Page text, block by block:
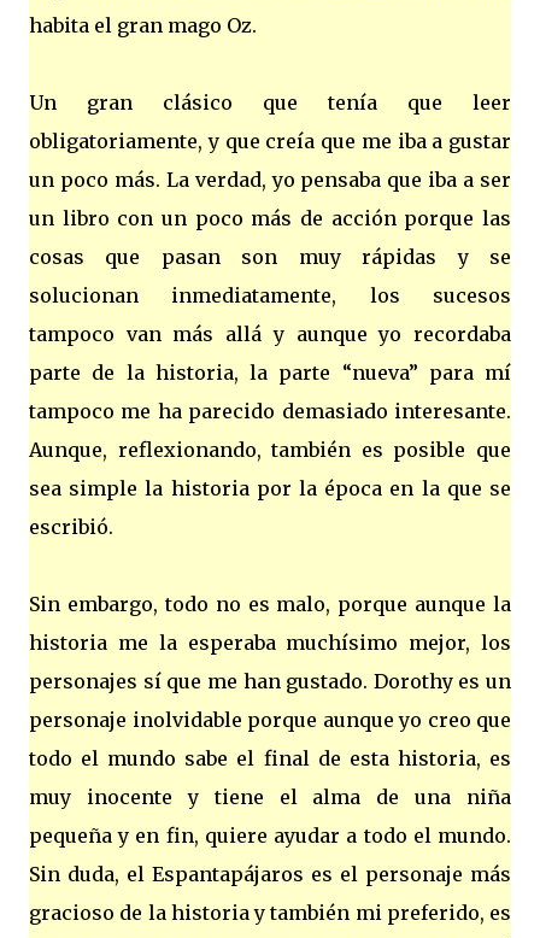
habita el gran mago Oz.
Un gran clásico que tenía que leer
obligatoriamente, y que creía que me iba a gustar
un poco más. La verdad, yo pensaba que iba a ser
un libro con un poco más de acción porque las
cosas que pasan son muy rápidas y se
solucionan inmediatamente, los sucesos
tampoco van más allá y aunque yo recordaba
parte de la historia, la parte “nueva” para mí
tampoco me ha parecido demasiado interesante.
Aunque, reflexionando, también es posible que
sea simple la historia por la época en la que se
escribió.
Sin embargo, todo no es malo, porque aunque la
historia me la esperaba muchísimo mejor, los
personajes sí que me han gustado. Dorothy es un
personaje inolvidable porque aunque yo creo que
todo el mundo sabe el final de esta historia, es
muy inocente y tiene el alma de una niña
pequeña y en fin, quiere ayudar a todo el mundo.
Sin duda, el Espantapájaros es el personaje más
gracioso de la historia y también mi preferido, es